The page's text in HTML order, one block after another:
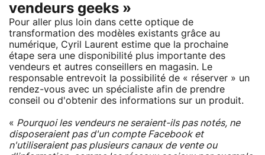
vendeurs geeks »
Pour aller plus loin dans cette optique de
transformation des modèles existants grâce au
numérique, Cyril Laurent estime que la prochaine
étape sera une disponibilité plus importante des
vendeurs et autres conseillers en magasin. Le
responsable entrevoit la possibilité de « réserver » un
rendez-vous avec un spécialiste afin de prendre
conseil ou d'obtenir des informations sur un produit.
« Pourquoi les vendeurs ne seraient-ils pas notés, ne
disposeraient pas d'un compte Facebook et
n'utiliseraient pas plusieurs canaux de vente ou